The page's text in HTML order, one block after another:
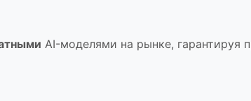
AI-моделями на рынке, гарантируя